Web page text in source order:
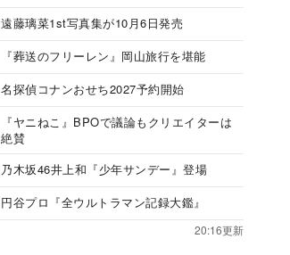
遠藤璃菜1st写真集が10月6日発売
『葬送のフリーレン』岡山旅行を堪能
名探偵コナンおせち2027予約開始
『ヤニねこ』BPOで議論もクリエイターは
絶賛
乃木坂46井上和『少年サンデー』登場
円谷プロ『全ウルトラマン記録大鑑』
20:16更新